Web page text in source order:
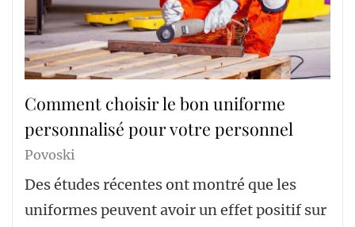
Comment choisir le bon uniforme
personnalisé pour votre personnel
Povoski
Des études récentes ont montré que les
uniformes peuvent avoir un effet positif sur